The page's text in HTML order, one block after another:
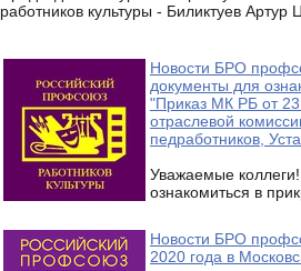
работников культуры - Биликтуев
Новости БРО
документы для
"Приказ МК РБ от
отраслевой
педработников,
Уважаемые
ознакомиться в
Новости БРО
2020 года в